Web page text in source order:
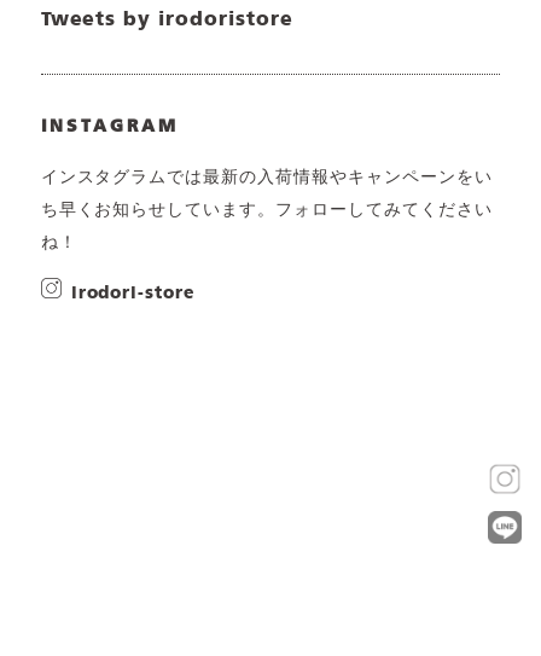
Tweets by irodoristore
INSTAGRAM
インスタグラムでは最新の入荷情報やキャンペーンをい
ち早くお知らせしています。フォローしてみてください
ね！
irodori-store